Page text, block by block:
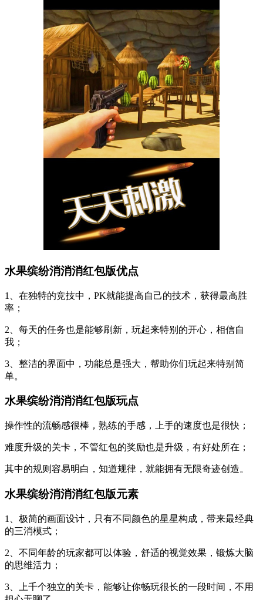
水果缤纷消消消红包版优点
1、在独特的竞技中，PK就能提高自己的技术，获得最高胜
率；
2、每天的任务也是能够刷新，玩起来特别的开心，相信自
我；
3、整洁的界面中，功能总是强大，帮助你们玩起来特别简
单。
水果缤纷消消消红包版玩点
操作性的流畅感很棒，熟练的手感，上手的速度也是很快；
难度升级的关卡，不管红包的奖励也是升级，有好处所在；
其中的规则容易明白，知道规律，就能拥有无限奇迹创造。
水果缤纷消消消红包版元素
1、极简的画面设计，只有不同颜色的星星构成，带来最经典
的三消模式；
2、不同年龄的玩家都可以体验，舒适的视觉效果，锻炼大脑
的思维活力；
3、上千个独立的关卡，能够让你畅玩很长的一段时间，不用